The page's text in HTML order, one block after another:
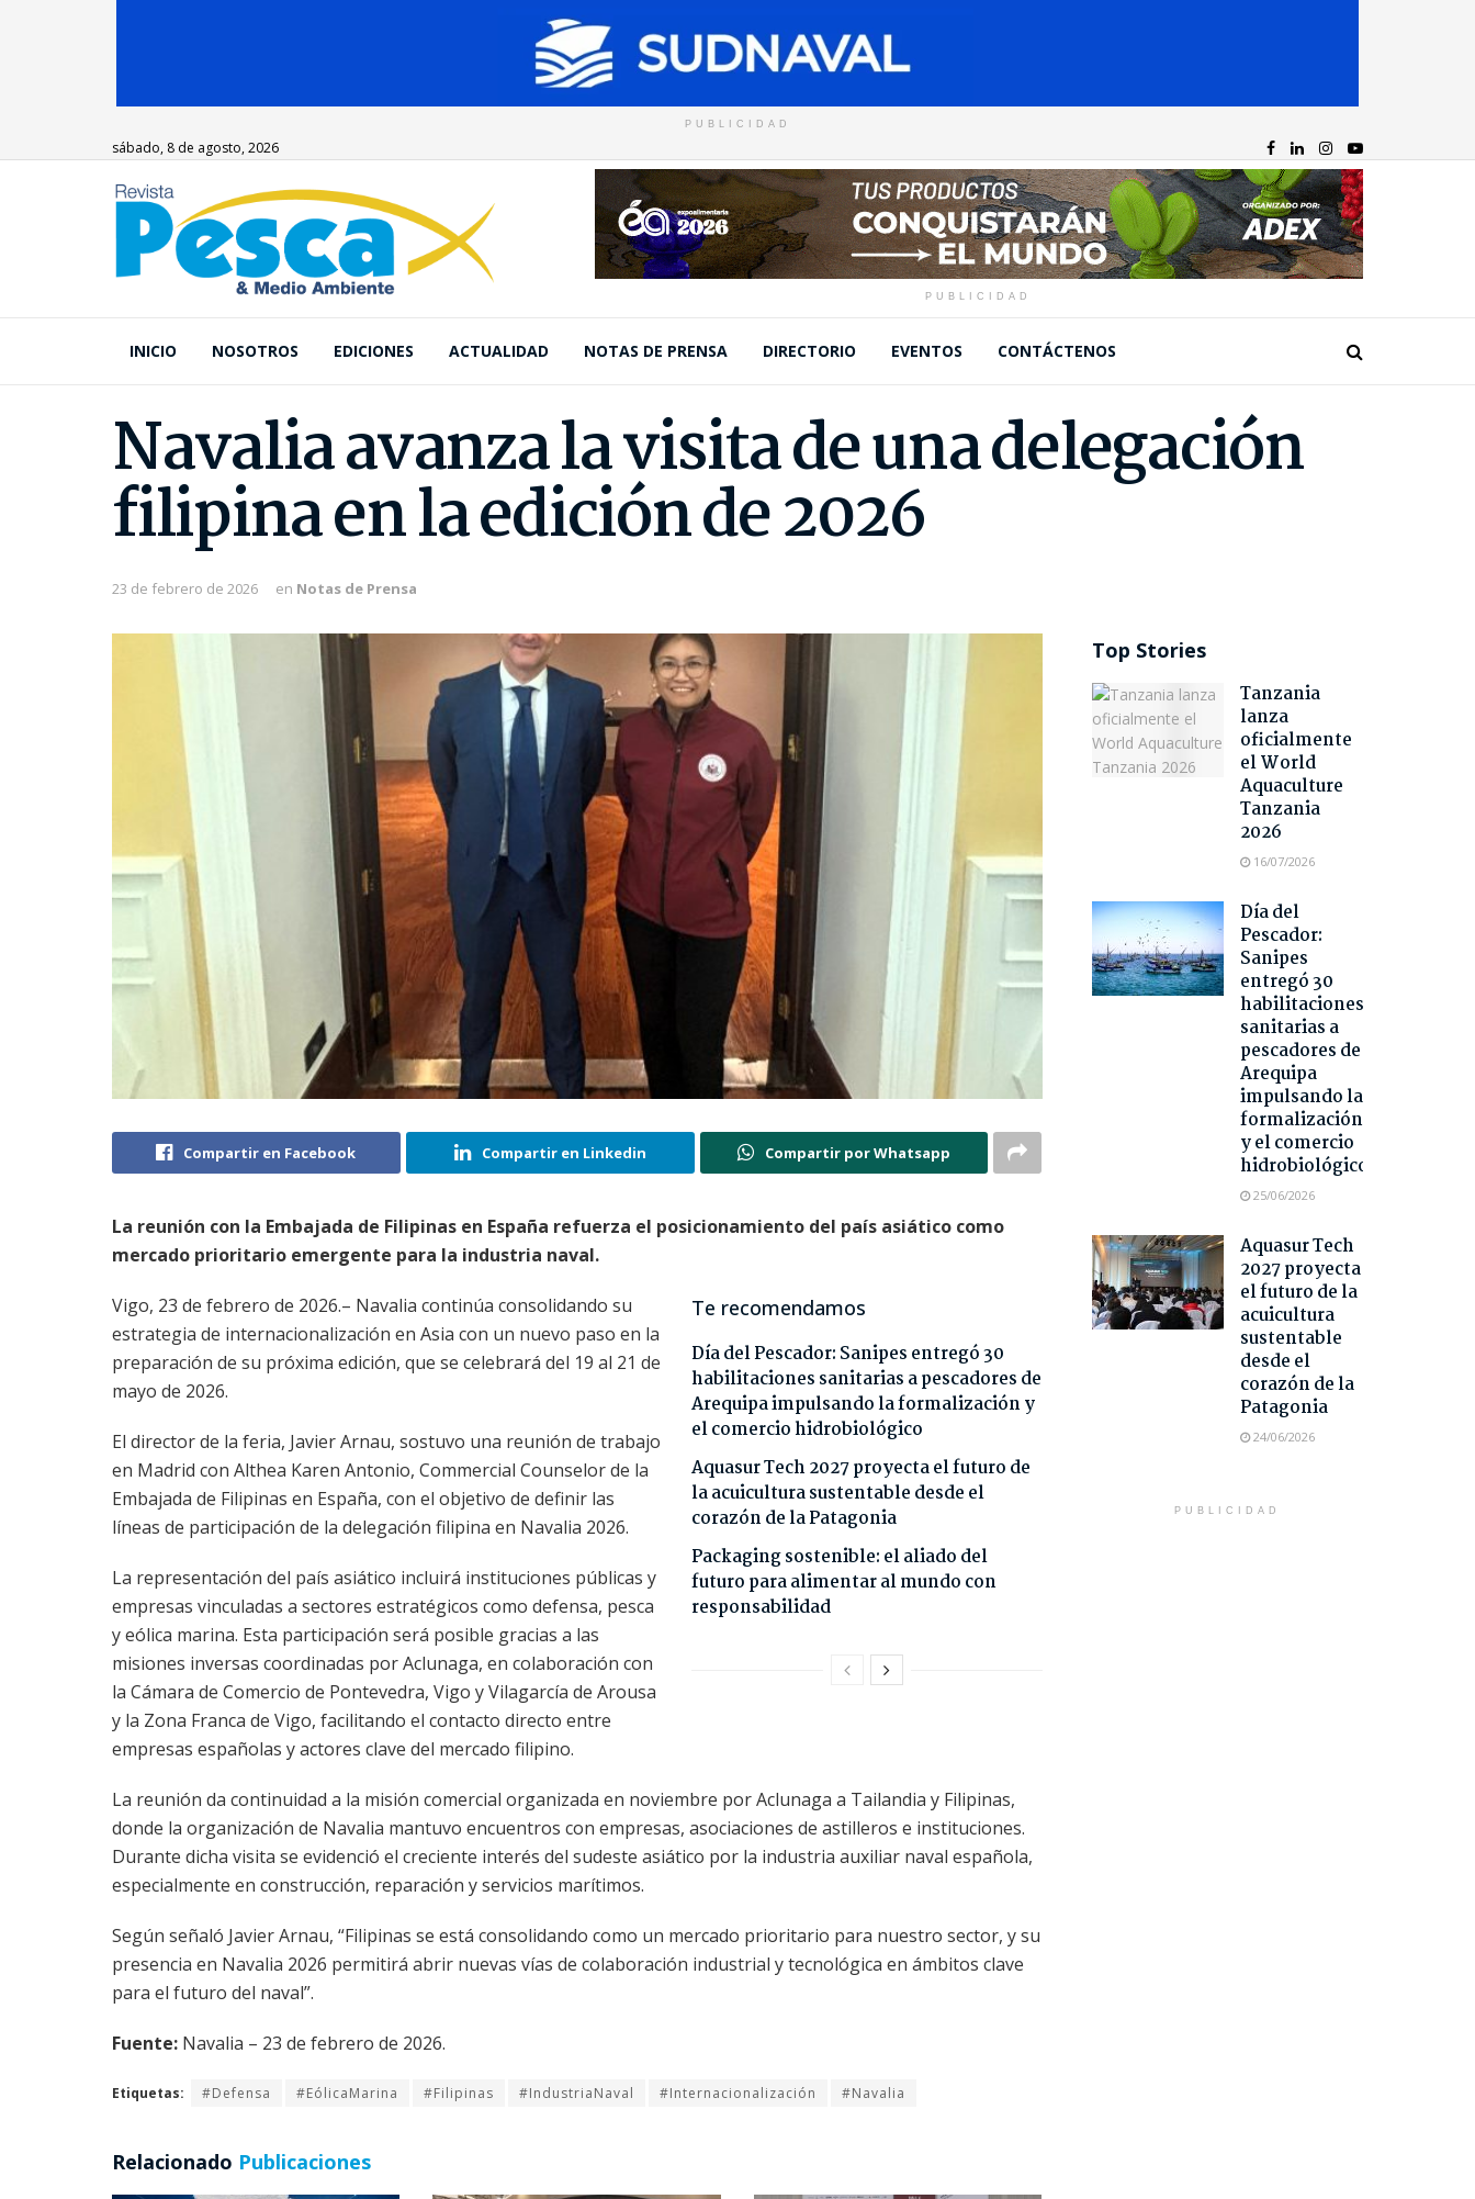
PUBLICIDAD
sábado, 8 de agosto, 2026
PUBLICIDAD
INICIO NOSOTROS EDICIONES ACTUALIDAD NOTAS DE PRENSA DIRECTORIO EVENTOS CONTÁCTENOS
Navalia avanza la visita de una delegación
filipina en la edición de 2026
23 de febrero de 2026 en Notas de Prensa
Compartir en Facebook Compartir en Linkedin Compartir por Whatsapp
La reunión con la Embajada de Filipinas en España refuerza el posicionamiento del país asiático como
mercado prioritario emergente para la industria naval.
Te recomendamos
Día del Pescador: Sanipes entregó 30
habilitaciones sanitarias a pescadores de
Arequipa impulsando la formalización y
el comercio hidrobiológico
Aquasur Tech 2027 proyecta el futuro de
la acuicultura sustentable desde el
corazón de la Patagonia
Packaging sostenible: el aliado del
futuro para alimentar al mundo con
responsabilidad
Vigo, 23 de febrero de 2026.– Navalia continúa consolidando su
estrategia de internacionalización en Asia con un nuevo paso en la
preparación de su próxima edición, que se celebrará del 19 al 21 de
mayo de 2026.
El director de la feria, Javier Arnau, sostuvo una reunión de trabajo
en Madrid con Althea Karen Antonio, Commercial Counselor de la
Embajada de Filipinas en España, con el objetivo de definir las
líneas de participación de la delegación filipina en Navalia 2026.
La representación del país asiático incluirá instituciones públicas y
empresas vinculadas a sectores estratégicos como defensa, pesca
y eólica marina. Esta participación será posible gracias a las
misiones inversas coordinadas por Aclunaga, en colaboración con
la Cámara de Comercio de Pontevedra, Vigo y Vilagarcía de Arousa
y la Zona Franca de Vigo, facilitando el contacto directo entre
empresas españolas y actores clave del mercado filipino.
La reunión da continuidad a la misión comercial organizada en noviembre por Aclunaga a Tailandia y Filipinas,
donde la organización de Navalia mantuvo encuentros con empresas, asociaciones de astilleros e instituciones.
Durante dicha visita se evidenció el creciente interés del sudeste asiático por la industria auxiliar naval española,
especialmente en construcción, reparación y servicios marítimos.
Según señaló Javier Arnau, “Filipinas se está consolidando como un mercado prioritario para nuestro sector, y su
presencia en Navalia 2026 permitirá abrir nuevas vías de colaboración industrial y tecnológica en ámbitos clave
para el futuro del naval”.
Fuente: Navalia – 23 de febrero de 2026.
Etiquetas: #Defensa #EólicaMarina #Filipinas #IndustriaNaval #Internacionalización #Navalia
Relacionado Publicaciones
Top Stories
Tanzania
lanza
oficialmente
el World
Aquaculture
Tanzania
2026
16/07/2026
Día del
Pescador:
Sanipes
entregó 30
habilitaciones
sanitarias a
pescadores de
Arequipa
impulsando la
formalización
y el comercio
hidrobiológico
25/06/2026
Aquasur Tech
2027 proyecta
el futuro de la
acuicultura
sustentable
desde el
corazón de la
Patagonia
24/06/2026
PUBLICIDAD